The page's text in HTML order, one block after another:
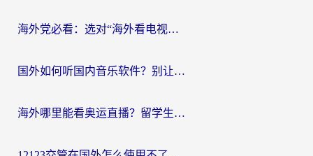
海外党必看：选对“海外看电视剧软件”，再也不用愁国内剧刷不了
国外如何听国内音乐软件？别让地域限制，断了你的中文歌单
海外哪里能看奥运直播？留学生&海外华人必看的体育赛事观赛终极指南